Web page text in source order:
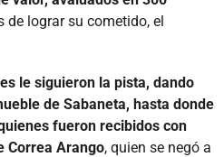
de lograr su cometido, el
le siguieron la pista, dando
de Sabaneta, hasta donde
fueron recibidos con
Correa Arango, quien se negó a